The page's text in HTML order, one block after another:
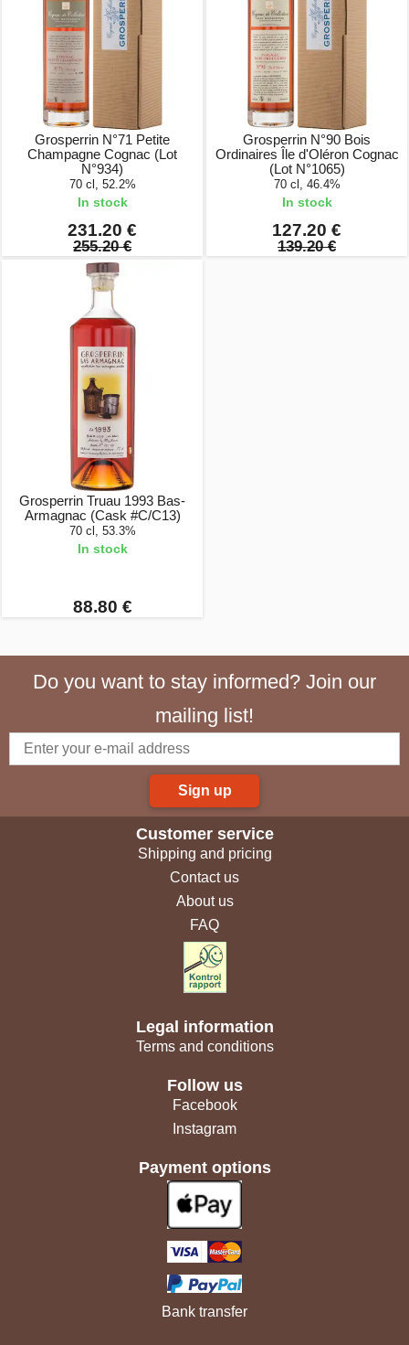
Grosperrin N°71 Petite
Champagne Cognac (Lot
N°934)
70 cl, 52.2%
In stock
231.20 €
255.20 €
Grosperrin N°90 Bois
Ordinaires Île d'Oléron Cognac
(Lot N°1065)
70 cl, 46.4%
In stock
127.20 €
139.20 €
Grosperrin Truau 1993 Bas-
Armagnac (Cask #C/C13)
70 cl, 53.3%
In stock
88.80 €
Do you want to stay informed? Join our
mailing list!
Sign up
Customer service
Shipping and pricing
Contact us
About us
FAQ
Legal information
Terms and conditions
Follow us
Facebook
Instagram
Payment options
Bank transfer